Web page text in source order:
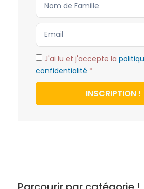
J'ai lu et j'accepte la
confidentialité *
INSCRIPTION !